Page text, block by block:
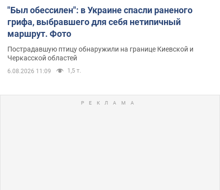
"Был обессилен": в Украине спасли раненого
грифа, выбравшего для себя нетипичный
маршрут. Фото
Пострадавшую птицу обнаружили на границе Киевской и
Черкасской областей
6.08.2026 11:09 1,5 т.